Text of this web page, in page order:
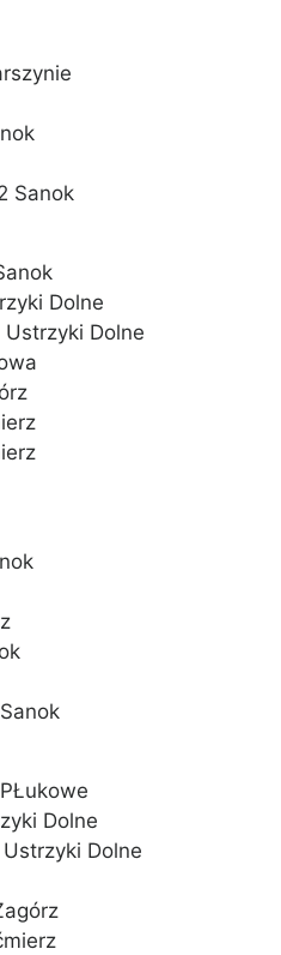
Sanok
Dolne
Ustrzyki Dolne
Dolne
Dolne